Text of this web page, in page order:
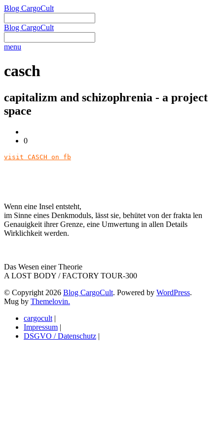
Blog CargoCult
Blog CargoCult
menu
casch
capitalizm and schizophrenia - a project
space
0
visit CASCH on fb
Wenn eine Insel entsteht,
im Sinne eines Denkmoduls, lässt sie, behütet von der frakta len
Genauigkeit ihrer Grenze, eine Umwertung in allen Details
Wirklichkeit werden.
Das Wesen einer Theorie
A LOST BODY / FACTORY TOUR-300
© Copyright 2026 Blog CargoCult. Powered by WordPress.
Mug by Themelovin.
cargocult |
Impressum |
DSGVO / Datenschutz |